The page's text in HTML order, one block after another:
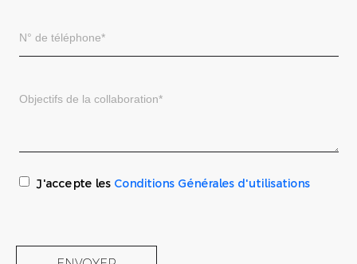
J'accepte les Conditions Générales d'utilisations